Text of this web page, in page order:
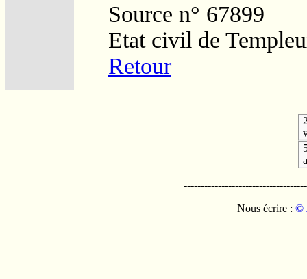
Source n° 67899
Etat civil de
Retour
Nous écrire : ©